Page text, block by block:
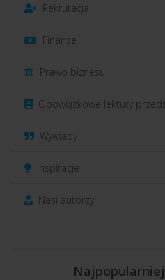
Rekrutacja
Finanse
Prawo biznesu
Obowiązkowe lektury
Wywiady
Inspiracje
Nasi autorzy